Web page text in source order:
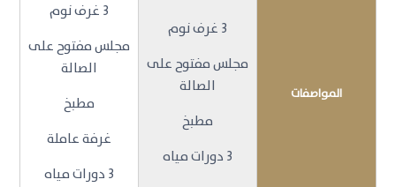
المواصفات
3 غرف نوم
مجلس مفتوح على
الصالة
مطبخ
3 دورات مياه
3 غرف نوم
مجلس مفتوح على
الصالة
مطبخ
غرفة عاملة
3 دورات مياه